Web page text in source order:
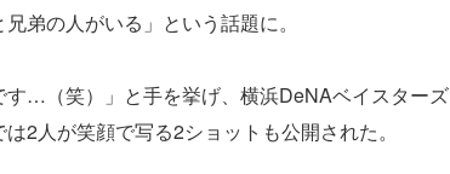
弟の人がいる」という話題に。
…（笑）」と手を挙げ、横浜DeNAベイスターズ
2人が笑顔で写る2ショットも公開された。